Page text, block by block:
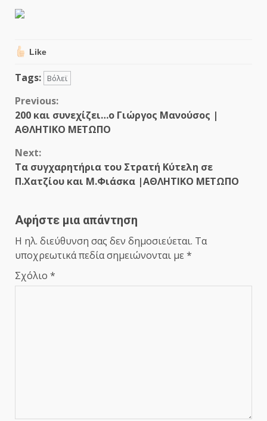
Like
Tags: Βόλεϊ
Continue
Reading
Previous:
200 και συνεχίζει…ο Γιώργος Μανούσος |
ΑΘΛΗΤΙΚΟ ΜΕΤΩΠΟ
Next:
Τα συγχαρητήρια του Στρατή Κύτελη σε
Π.Χατζίου και Μ.Φιάσκα |ΑΘΛΗΤΙΚΟ ΜΕΤΩΠΟ
Αφήστε μια απάντηση
Η ηλ. διεύθυνση σας δεν δημοσιεύεται. Τα
υποχρεωτικά πεδία σημειώνονται με *
Σχόλιο *